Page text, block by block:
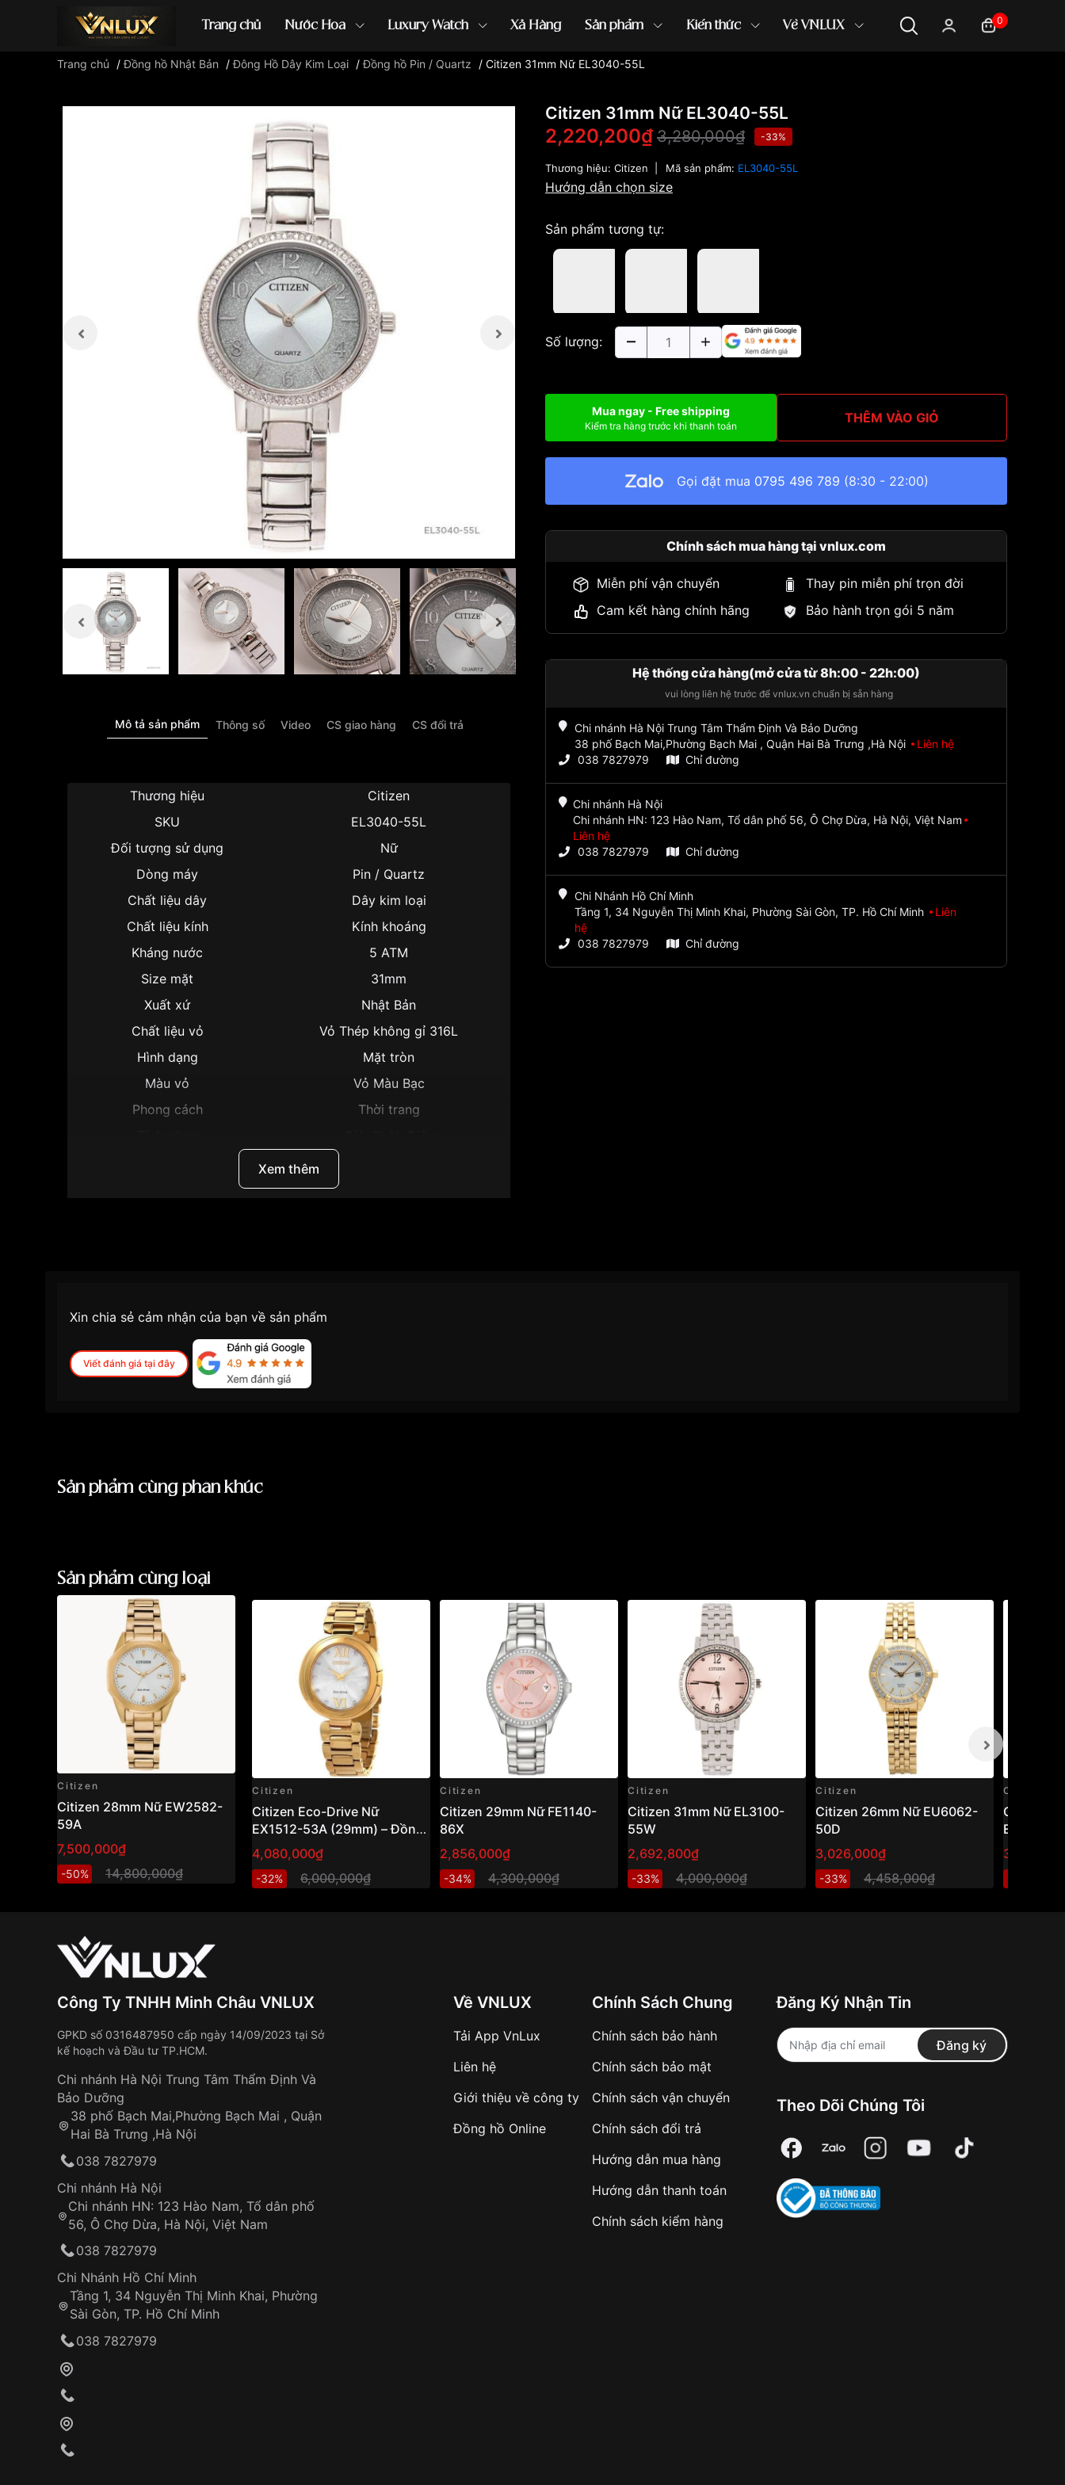
Trang chủ Nước Hoa Luxury Watch Xả Hàng Sản phẩm Kiến thức Về VNLUX 0
Đồng hồ casio đồng hồ G-Shock đồng hồ Orient ...
Trang chủ /Đồng hồ Nhật Bản /Đông Hồ Dây Kim Loại /Đồng hồ Pin / Quartz / Citizen 31mm Nữ EL3040-55L
Mô tả sản phẩm Thông số Video CS giao hàng CS đổi trả
Thương hiệu
Citizen
SKU
EL3040-55L
Đối tượng sử dụng
Nữ
Dòng máy
Pin / Quartz
Chất liệu dây
Dây kim loại
Chất liệu kính
Kính khoáng
Kháng nước
5 ATM
Size mặt
31mm
Xuất xứ
Nhật Bản
Chất liệu vỏ
Vỏ Thép không gỉ 316L
Hình dạng
Mặt tròn
Màu vỏ
Vỏ Màu Bạc
Phong cách
Thời trang
Xem thêm
Citizen 31mm Nữ EL3040-55L
2,220,200₫ 3,280,000₫ -33%
Thương hiệu: Citizen Mã sản phẩm: EL3040-55L
Hướng dẫn chọn size
Sản phẩm tương tự:
Số lượng:
Mua ngay - Free shipping
Kiểm tra hàng trước khi thanh toán THÊM VÀO GIỎ
Gọi đặt mua 0795 496 789 (8:30 - 22:00)
Chính sách mua hàng tại vnlux.com
Miễn phí vận chuyển
Thay pin miễn phí trọn đời
Cam kết hàng chính hãng
Bảo hành trọn gói 5 năm
Hệ thống cửa hàng(mở cửa từ 8h:00 - 22h:00)
vui lòng liên hệ trước để vnlux.vn chuẩn bị sẵn hàng
Chi nhánh Hà Nội Trung Tâm Thẩm Định Và Bảo Dưỡng
38 phố Bạch Mai,Phường Bạch Mai , Quận Hai Bà Trưng ,Hà Nội
Liên hệ
038 7827979
Chỉ đường
Chi nhánh Hà Nội
Chi nhánh HN: 123 Hào Nam, Tổ dân phố 56, Ô Chợ Dừa, Hà Nội, Việt Nam
Liên hệ
038 7827979
Chỉ đường
Chi Nhánh Hồ Chí Minh
Tầng 1, 34 Nguyễn Thị Minh Khai, Phường Sài Gòn, TP. Hồ Chí Minh
Liên
hệ
038 7827979
Chỉ đường
Xin chia sẻ cảm nhận của bạn về sản phẩm
Viết đánh giá tại đây
Sản phẩm cùng phân khúc
Sản phẩm cùng loại
Citizen
Citizen 28mm Nữ EW2582-
59A
7,500,000₫
-50% 14,800,000₫
Citizen
Citizen Eco-Drive Nữ
EX1512-53A (29mm) – Đồng
hồ nữ năng lượng ánh sáng,
thiết kế thanh lịch hiện đại
4,080,000₫
-32% 6,000,000₫
Citizen
Citizen 29mm Nữ FE1140-
86X
2,856,000₫
-34% 4,300,000₫
Citizen
Citizen 31mm Nữ EL3100-
55W
2,692,800₫
-33% 4,000,000₫
Citizen
Citizen 26mm Nữ EU6062-
50D
3,026,000₫
-33% 4,458,000₫
Citizen
Citizen
EM0380-
hồ nữ
mặt xà
Công Ty TNHH Minh Châu VNLUX
GPKD số 0316487950 cấp ngày 14/09/2023 tại Sở
kế hoạch và Đầu tư TP.HCM.
Chi nhánh Hà Nội Trung Tâm Thẩm Định Và
Bảo Dưỡng
38 phố Bạch Mai,Phường Bạch Mai , Quận
Hai Bà Trưng ,Hà Nội
038 7827979
Chi nhánh Hà Nội
Chi nhánh HN: 123 Hào Nam, Tổ dân phố
56, Ô Chợ Dừa, Hà Nội, Việt Nam
038 7827979
Chi Nhánh Hồ Chí Minh
Tầng 1, 34 Nguyễn Thị Minh Khai, Phường
Sài Gòn, TP. Hồ Chí Minh
038 7827979
Về VNLUX
Tải App VnLux
Liên hệ
Giới thiệu về công ty
Đồng hồ Online
Chính Sách Chung
Chính sách bảo hành
Chính sách bảo mật
Chính sách vận chuyển
Chính sách đổi trả
Hướng dẫn mua hàng
Hướng dẫn thanh toán
Chính sách kiểm hàng
Đăng Ký Nhận Tin
Đăng ký
Theo Dõi Chúng Tôi